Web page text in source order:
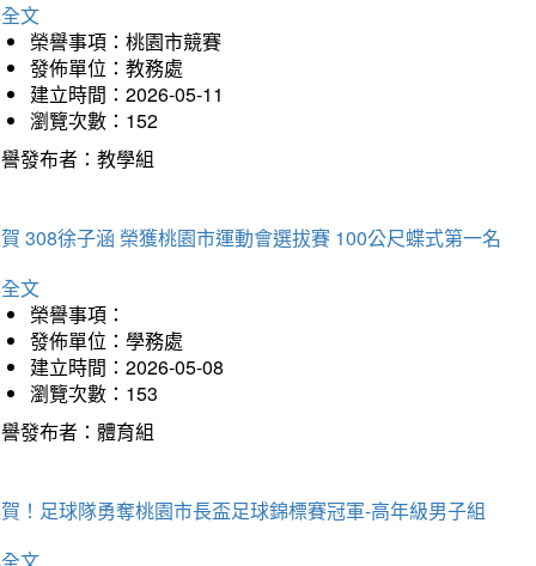
文
榮譽事項：桃園市競賽
發佈單位：教務處
建立時間：2026-05-11
瀏覽次數：152
發布者：教學組
308徐子涵 榮獲桃園市運動會選拔賽 100公尺蝶式第一名
文
榮譽事項：
發佈單位：學務處
建立時間：2026-05-08
瀏覽次數：153
發布者：體育組
！足球隊勇奪桃園市長盃足球錦標賽冠軍-高年級男子組